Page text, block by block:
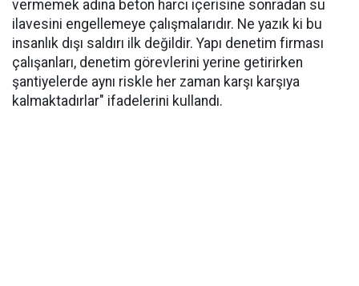
vermemek adına beton harcı içerisine sonradan su
ilavesini engellemeye çalışmalarıdır. Ne yazık ki bu
insanlık dışı saldırı ilk değildir. Yapı denetim firması
çalışanları, denetim görevlerini yerine getirirken
şantiyelerde aynı riskle her zaman karşı karşıya
kalmaktadırlar" ifadelerini kullandı.